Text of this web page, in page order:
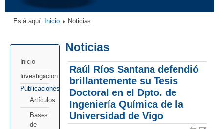
Está aquí: Inicio Noticias
Inicio
Investigación
Publicaciones
Artículos
Bases
de
Noticias
Raúl Ríos Santana defendió
brillantemente su Tesis
Doctoral en el Dpto. de
Ingeniería Química de la
Universidad de Vigo